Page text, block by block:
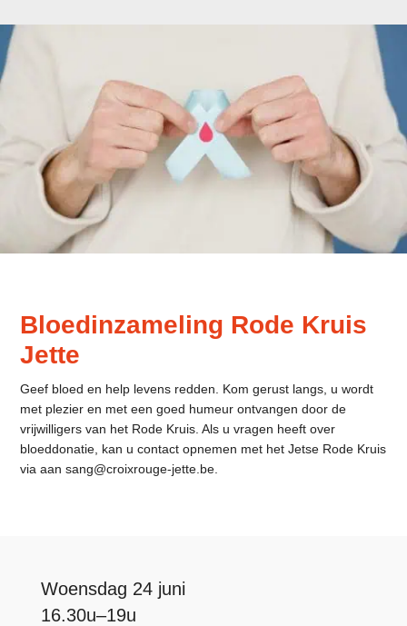
Bloedinzameling Rode Kruis
Jette
Geef bloed en help levens redden. Kom gerust langs, u wordt
met plezier en met een goed humeur ontvangen door de
vrijwilligers van het Rode Kruis. Als u vragen heeft over
bloeddonatie, kan u contact opnemen met het Jetse Rode Kruis
via aansang@croixrouge-jette.be.
Woensdag 24 juni
16.30u–19u